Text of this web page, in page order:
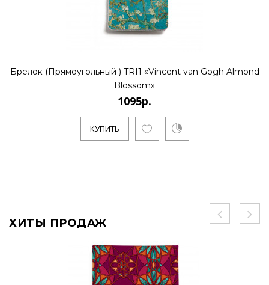
Брелок (Прямоугольный ) TRI1 «Vincent van Gogh Almond
Blossom»
1095р.
КУПИТЬ
ХИТЫ ПРОДАЖ